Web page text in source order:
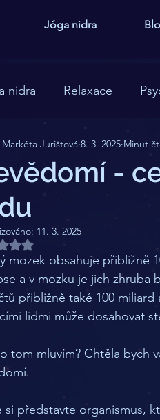
Jóga nidra
nidra Relaxace
fyzika
-
Markéta Jurištová 8. 3. 2025 Minut
11. 3. 2025
Hodnoceno NaN z 5 hvězdiček.
mozek obsahuje přibližně
a v mozku je jich
přibližně také 100
lidmi může dosahovat
tom mluvím? Chtěla bych
si představte organismus,